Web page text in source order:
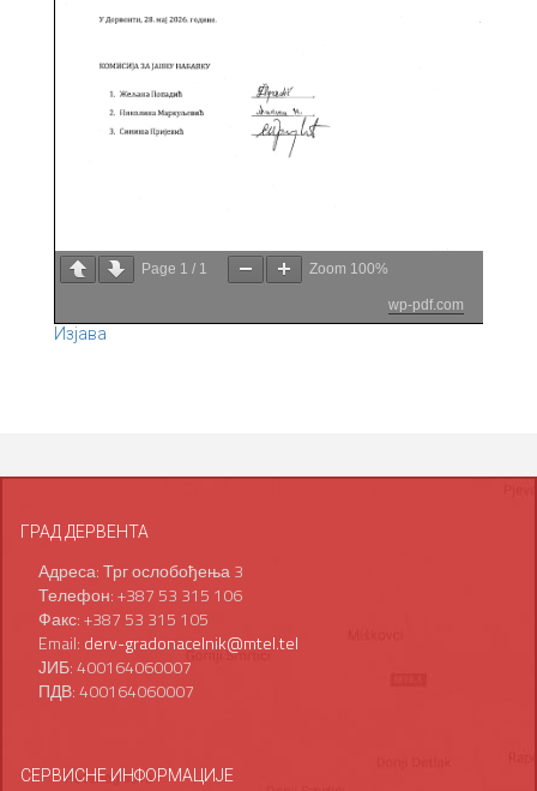
Page 1 / 1 Zoom 100%
wp-pdf.com
Изјава
ГРАД ДЕРВЕНТА
Адреса: Трг ослобођења 3
Телефон: +387 53 315 106
Факс: +387 53 315 105
Email: derv-gradonacelnik@mtel.tel
ЈИБ: 400164060007
ПДВ: 400164060007
СЕРВИСНЕ ИНФОРМАЦИЈЕ